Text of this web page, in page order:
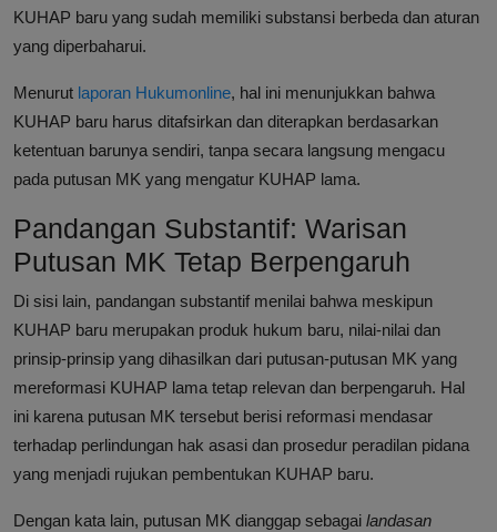
KUHAP baru yang sudah memiliki substansi berbeda dan aturan
yang diperbaharui.
Menurut laporan Hukumonline, hal ini menunjukkan bahwa
KUHAP baru harus ditafsirkan dan diterapkan berdasarkan
ketentuan barunya sendiri, tanpa secara langsung mengacu
pada putusan MK yang mengatur KUHAP lama.
Pandangan Substantif: Warisan
Putusan MK Tetap Berpengaruh
Di sisi lain, pandangan substantif menilai bahwa meskipun
KUHAP baru merupakan produk hukum baru, nilai-nilai dan
prinsip-prinsip yang dihasilkan dari putusan-putusan MK yang
mereformasi KUHAP lama tetap relevan dan berpengaruh. Hal
ini karena putusan MK tersebut berisi reformasi mendasar
terhadap perlindungan hak asasi dan prosedur peradilan pidana
yang menjadi rujukan pembentukan KUHAP baru.
Dengan kata lain, putusan MK dianggap sebagai landasan